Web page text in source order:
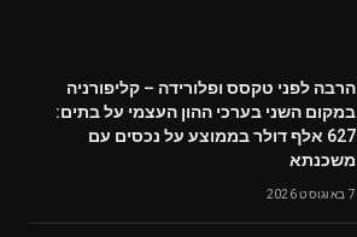
הרבה לפני טקסס ופלורידה – קליפורניה
במקום השני בערכי ההון העצמי על בתים:
627 אלף דולר בממוצע על נכסים עם
משכנתא
7 באוגוסט 2026